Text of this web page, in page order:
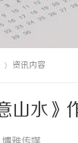
资讯内容
山水